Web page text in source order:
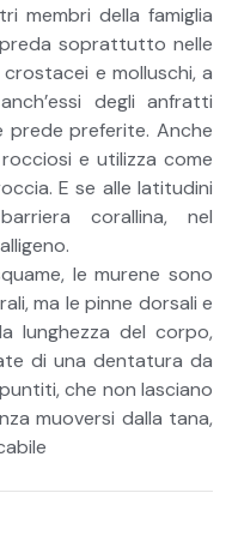
membri della famiglia
soprattutto nelle
e molluschi, a
degli anfratti
prede preferite. Anche
e utilizza come
E se alle latitudini
corallina, nel
le murene sono
ma le pinne dorsali e
lunghezza del corpo,
di una dentatura da
che non lasciano
muoversi dalla tana,